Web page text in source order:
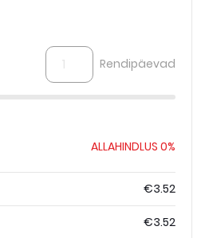
Rendipäevad
ALLAHINDLUS 0%
€3.52
€3.52